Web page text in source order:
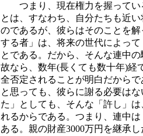
つまり、現在権力を握ってい
とは、すなわち、自分たちも近
のであるが、彼らはそのことを
する者」は、将来の世代によっ
とである。だから、そんな連中
故なら、数年(長くても数十年)経
全否定されることが明白だから
と思っても、彼らに謝る必要は
た」としても、そんな「許し」
れるからである。つまり、連中
ある。親の財産3000万円を継承